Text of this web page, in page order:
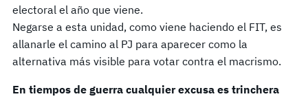
electoral el año que viene.
Negarse a esta unidad, como viene haciendo el FIT, es
allanarle el camino al PJ para aparecer como la
alternativa más visible para votar contra el macrismo.
En tiempos de guerra cualquier excusa es trinchera